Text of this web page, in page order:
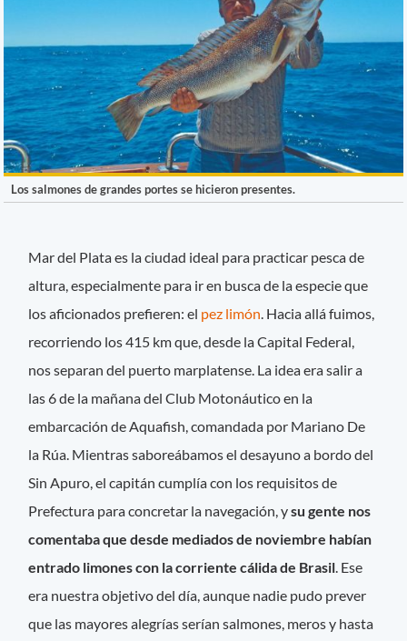
Los salmones de grandes portes se hicieron presentes.
Mar del Plata es la ciudad ideal para practicar pesca de
altura, especialmente para ir en busca de la especie que
los aficionados prefieren: el pez limón . Hacia allá fuimos,
recorriendo los 415 km que, desde la Capital Federal,
nos separan del puerto marplatense. La idea era salir a
las 6 de la mañana del Club Motonáutico en la
embarcación de Aquafish, comandada por Mariano De
la Rúa. Mientras saboreábamos el desayuno a bordo del
Sin Apuro, el capitán cumplía con los requisitos de
Prefectura para concretar la navegación, ysu gente nos
comentaba que desde mediados de noviembre habían
entrado limones con la corriente cálida de Brasil . Ese
era nuestra objetivo del día, aunque nadie pudo prever
que las mayores alegrías serían salmones, meros y hasta